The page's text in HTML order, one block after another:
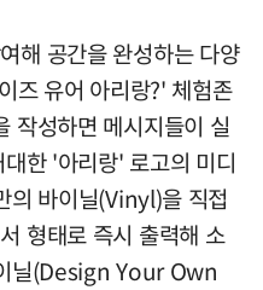
해 공간을 완성하는 다양
즈 유어 아리랑?' 체험존
작성하면 메시지들이 실
한 '아리랑' 로고의 미디
의 바이닐(Vinyl)을 직접
형태로 즉시 출력해 소
닐(Design Your Own